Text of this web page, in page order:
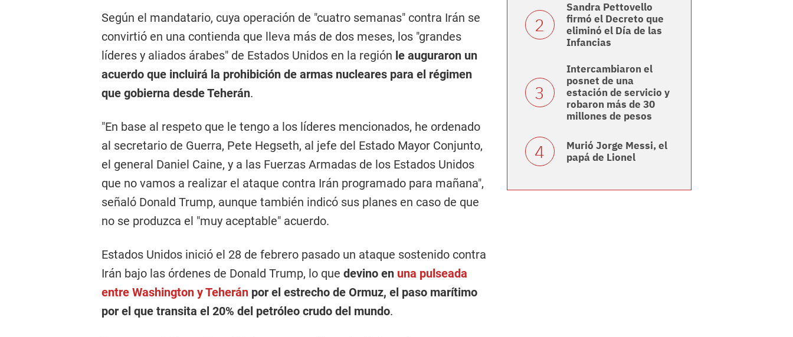
Según el mandatario, cuya operación de "cuatro semanas" contra Irán se
convirtió en una contienda que lleva más de dos meses, los "grandes
líderes y aliados árabes" de Estados Unidos en la región le auguraron un
acuerdo que incluirá la prohibición de armas nucleares para el régimen
que gobierna desde Teherán.
"En base al respeto que le tengo a los líderes mencionados, he ordenado
al secretario de Guerra, Pete Hegseth, al jefe del Estado Mayor Conjunto,
el general Daniel Caine, y a las Fuerzas Armadas de los Estados Unidos
que no vamos a realizar el ataque contra Irán programado para mañana",
señaló Donald Trump, aunque también indicó sus planes en caso de que
no se produzca el "muy aceptable" acuerdo.
Estados Unidos inició el 28 de febrero pasado un ataque sostenido contra
Irán bajo las órdenes de Donald Trump, lo que devino en una pulseada
entre Washington y Teherán por el estrecho de Ormuz, el paso marítimo
por el que transita el 20% del petróleo crudo del mundo.
Sandra Pettovello
firmó el Decreto que
eliminó el Día de las
Infancias
Intercambiaron el
posnet de una
estación de servicio y
robaron más de 30
millones de pesos
Murió Jorge Messi, el
papá de Lionel